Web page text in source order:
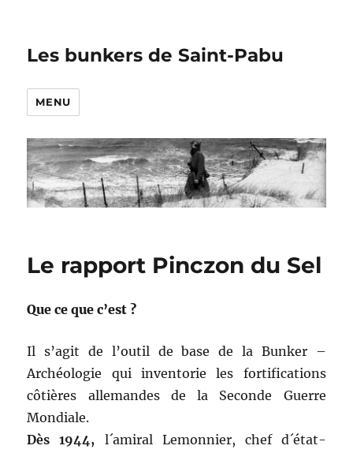
Les bunkers de Saint-Pabu
MENU
Le rapport Pinczon du Sel
Que ce que c’est ?
Il s’agit de l’outil de base de la Bunker –
Archéologie qui inventorie les fortifications
côtières allemandes de la Seconde Guerre
Mondiale.
Dès 1944, l´amiral Lemonnier, chef d´état-